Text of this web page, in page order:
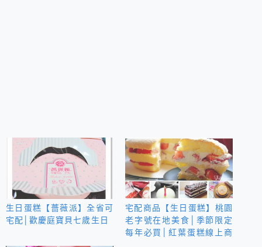
生日蛋糕【薔薇派】全省可
宅配│歡慶庭寶貝七歲生日
宅配商品【生日蛋糕】桃園
老字號在地美食│季節限定
每年必買│紅葉蛋糕線上商